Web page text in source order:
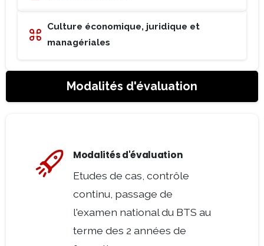
Culture économique, juridique et
managériales
Modalités d'évaluation